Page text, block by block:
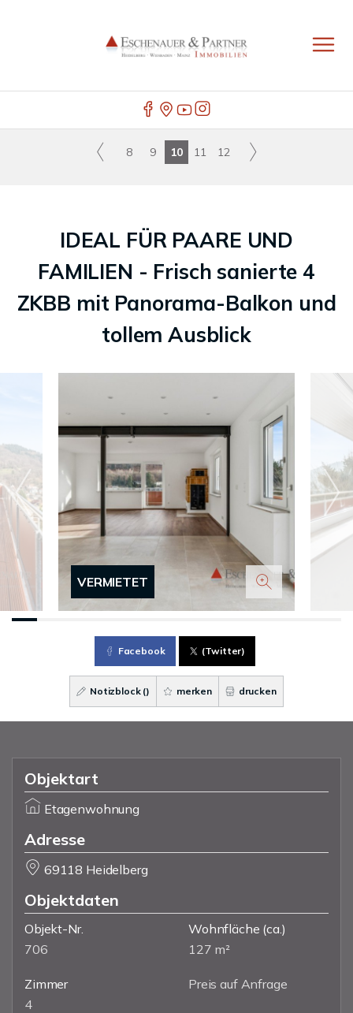
8 9 10 11 12
IDEAL FÜR PAARE UND
FAMILIEN - Frisch sanierte 4
ZKBB mit Panorama-Balkon und
tollem Ausblick
VERMIETET
Facebook (Twitter)
Notizblock () merken drucken
Objektart
Etagenwohnung
Adresse
69118 Heidelberg
Objektdaten
Objekt-Nr.
706
Wohnfläche (ca.)
127 m²
Zimmer
4
Preis auf Anfrage